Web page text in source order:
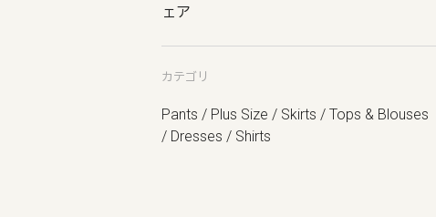
ェア
カテゴリ
Pants / Plus Size / Skirts / Tops & Blouses
/ Dresses / Shirts